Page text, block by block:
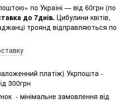
по Україні — від 60грн (по
до 7днів. Цибулини квітів,
троянд відправляються по
платіж) Укрпошта -
300грн
- мінімальне замовлення від